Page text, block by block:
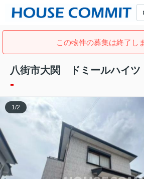
この物件の募集は終了し
八街市大関 ドミールハイツ
-
1/2